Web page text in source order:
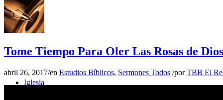
Inicio
Iglesia
Tome Tiempo Para Oler Las Rosas de Dios
abril 26, 2017/en Estudios Bíblicos, Sermones Todos /porTBB El